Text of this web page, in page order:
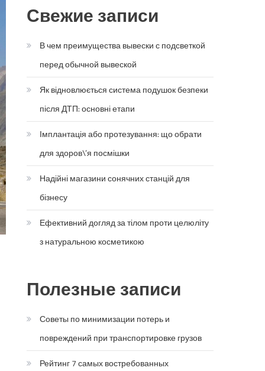
Свежие записи
В чем преимущества вывески с подсветкой
перед обычной вывеской
Як відновлюється система подушок безпеки
після ДТП: основні етапи
Імплантація або протезування: що обрати
для здоров\’я посмішки
Надійні магазини сонячних станцій для
бізнесу
Ефективний догляд за тілом проти целюліту
з натуральною косметикою
Полезные записи
Советы по минимизации потерь и
повреждений при транспортировке грузов
Рейтинг 7 самых востребованных